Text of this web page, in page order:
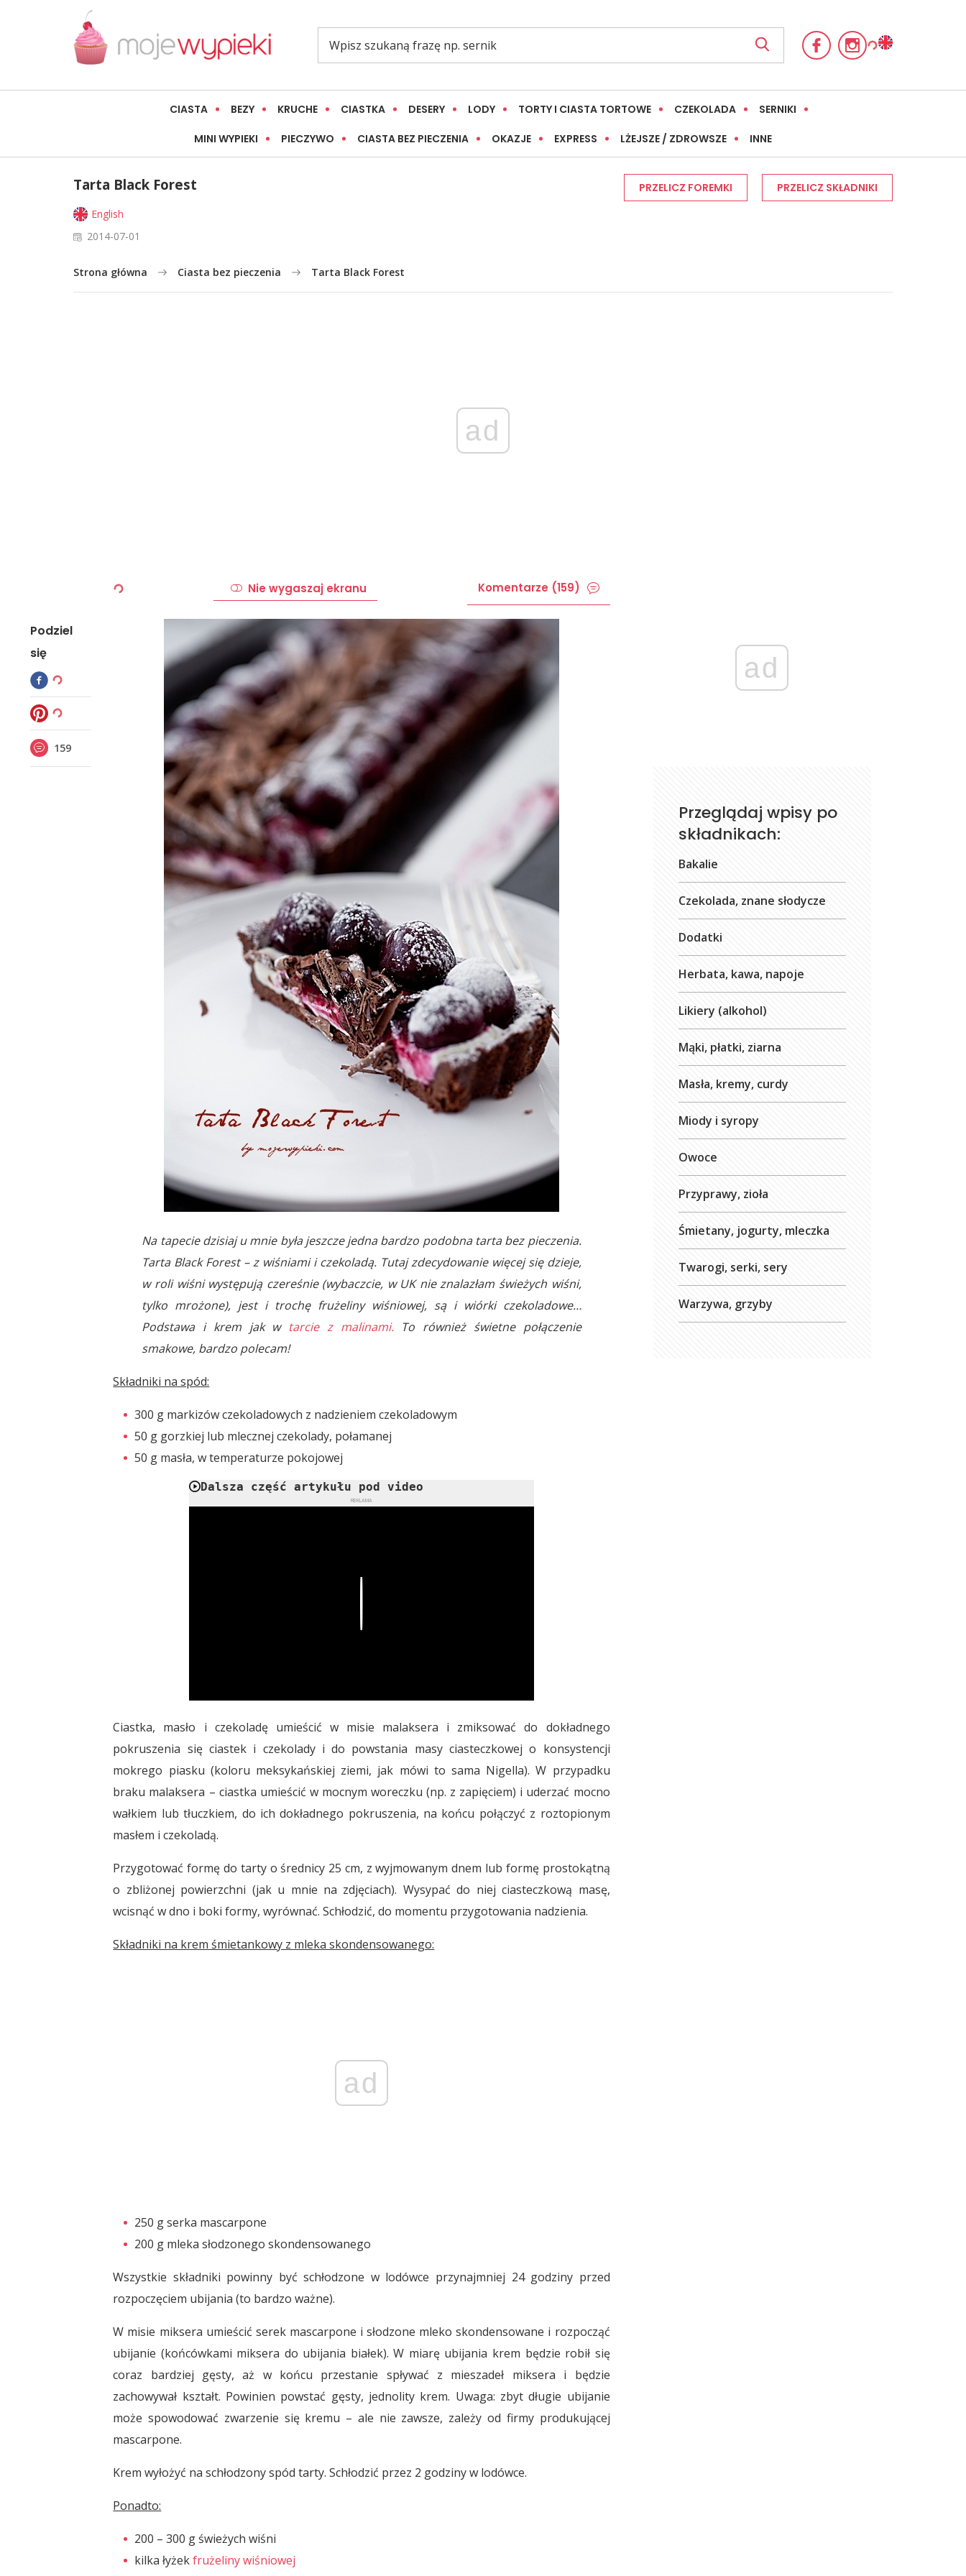
CIASTA BEZY KRUCHE CIASTKA DESERY LODY TORTY I CIASTA TORTOWE CZEKOLADA SERNIKI
MINI WYPIEKI PIECZYWO CIASTA BEZ PIECZENIA OKAZJE EXPRESS LŻEJSZE / ZDROWSZE INNE
Tarta Black Forest
English
2014-07-01
PRZELICZ FOREMKI PRZELICZ SKŁADNIKI
Strona główna Ciasta bez pieczenia Tarta Black Forest
ad
Podziel
się
159
Nie wygaszaj ekranu Komentarze (159)
Na tapecie dzisiaj u mnie była jeszcze jedna bardzo podobna tarta bez pieczenia.
Tarta Black Forest – z wiśniami i czekoladą. Tutaj zdecydowanie więcej się dzieje,
w roli wiśni występują czereśnie (wybaczcie, w UK nie znalazłam świeżych wiśni,
tylko mrożone), jest i trochę frużeliny wiśniowej, są i wiórki czekoladowe…
Podstawa i krem jak w tarcie z malinami.To również świetne połączenie
smakowe, bardzo polecam!
Składniki na spód:
300 g markizów czekoladowych z nadzieniem czekoladowym
50 g gorzkiej lub mlecznej czekolady, połamanej
50 g masła, w temperaturze pokojowej
Dalsza część artykułu pod video
REKLAMA
Ciastka, masło i czekoladę umieścić w misie malaksera i zmiksować do dokładnego
pokruszenia się ciastek i czekolady i do powstania masy ciasteczkowej o konsystencji
mokrego piasku (koloru meksykańskiej ziemi, jak mówi to sama Nigella). W przypadku
braku malaksera – ciastka umieścić w mocnym woreczku (np. z zapięciem) i uderzać mocno
wałkiem lub tłuczkiem, do ich dokładnego pokruszenia, na końcu połączyć z roztopionym
masłem i czekoladą.
Przygotować formę do tarty o średnicy 25 cm, z wyjmowanym dnem lub formę prostokątną
o zbliżonej powierzchni (jak u mnie na zdjęciach). Wysypać do niej ciasteczkową masę,
wcisnąć w dno i boki formy, wyrównać. Schłodzić, do momentu przygotowania nadzienia.
Składniki na krem śmietankowy z mleka skondensowanego:
ad
250 g serka mascarpone
200 g mleka słodzonego skondensowanego
Wszystkie składniki powinny być schłodzone w lodówce przynajmniej 24 godziny przed
rozpoczęciem ubijania (to bardzo ważne).
W misie miksera umieścić serek mascarpone i słodzone mleko skondensowane i rozpocząć
ubijanie (końcówkami miksera do ubijania białek). W miarę ubijania krem będzie robił się
coraz bardziej gęsty, aż w końcu przestanie spływać z mieszadeł miksera i będzie
zachowywał kształt. Powinien powstać gęsty, jednolity krem. Uwaga: zbyt długie ubijanie
może spowodować zwarzenie się kremu – ale nie zawsze, zależy od firmy produkującej
mascarpone.
Krem wyłożyć na schłodzony spód tarty. Schłodzić przez 2 godziny w lodówce.
Ponadto:
200 – 300 g świeżych wiśni
kilka łyżekfrużeliny wiśniowej
ad
Przeglądaj wpisy po
składnikach:
Bakalie
Czekolada, znane słodycze
Dodatki
Herbata, kawa, napoje
Likiery (alkohol)
Mąki, płatki, ziarna
Masła, kremy, curdy
Miody i syropy
Owoce
Przyprawy, zioła
Śmietany, jogurty, mleczka
Twarogi, serki, sery
Warzywa, grzyby